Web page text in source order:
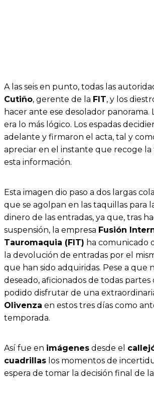
A las seis en punto, todas las
Cutiño, gerente de la FIT, y los
hacer ante ese desolador panorama.
era lo más lógico. Los espadas
adelante y firmaron el acta, tal y
apreciar en el instante que recoge
esta información.
Esta imagen dio paso a dos largas
que se agolpan en las taquillas para
dinero de las entradas, ya que, tras
suspensión, la empresa Fusión
Tauromaquia (FIT) ha comunicado
la devolución de entradas por el
que han sido adquiridas. Pese a que
deseado, aficionados de todas
podido disfrutar de una
Olivenza en estos tres días como
temporada.
Así fue en imágenes desde el
cuadrillas los momentos de
espera de tomar la decisión final de la